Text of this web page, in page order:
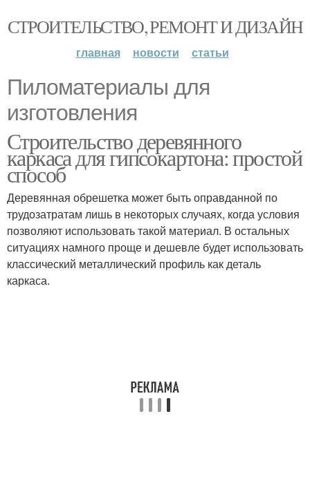
СТРОИТЕЛЬСТВО, РЕМОНТ И ДИЗАЙН
главная новости статьи
Пиломатериалы для
изготовления
Строительство деревянного
каркаса для гипсокартона: простой
способ
Деревянная обрешетка может быть оправданной по
трудозатратам лишь в некоторых случаях, когда условия
позволяют использовать такой материал. В остальных
ситуациях намного проще и дешевле будет использовать
классический металлический профиль как деталь
каркаса.